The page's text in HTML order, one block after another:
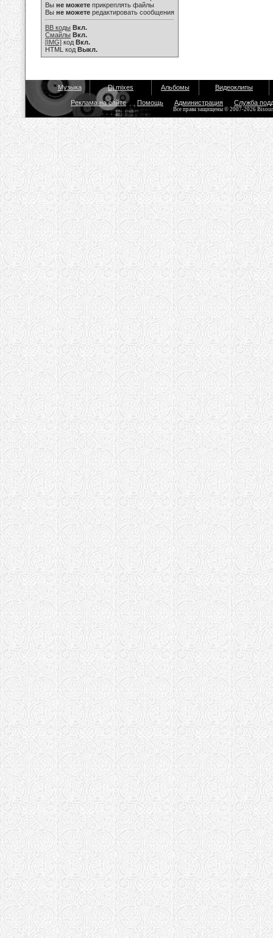
Вы не можете прикреплять файлы
Вы не можете редактировать сообщения
BB коды Вкл.
Смайлы Вкл.
[IMG] код Вкл.
HTML код Выкл.
Музыка Dj mixes Альбомы Видеоклипы
Реклама на сайте Помощь Администрация Служба
Все права защищены © 2007-2026